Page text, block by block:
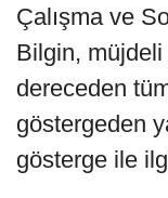
Çalışma ve
Bilgin,
dereceden
göstergeden
gösterge ile